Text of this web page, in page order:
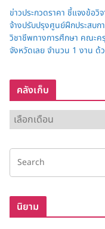
ข่าวประกวดราคา ชี้แจงข้อวิ
จ้างปรับปรุงศูนย์ฝึกประสบก
วิชาชีพทางการศึกษา คณะค
จังหวัดเลย จำนวน 1 งาน
คลังเก็บ
ลั
ง
ก็
นิยาม